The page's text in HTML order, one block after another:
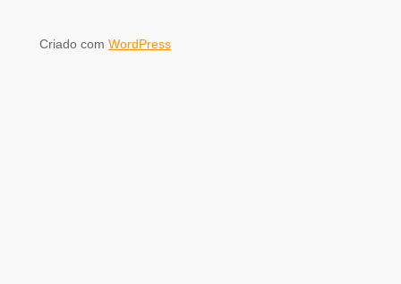
Criado com WordPress